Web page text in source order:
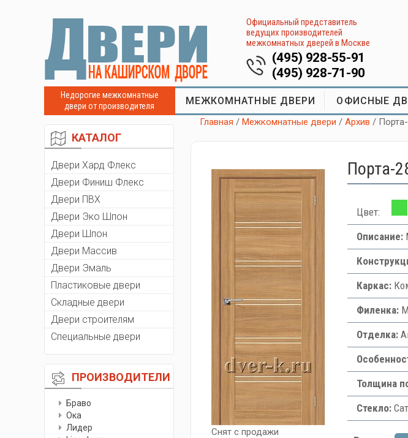
Официальный представитель
ведущих производителей
межкомнатных дверей в Москве
(495) 928-55-91
(495) 928-71-90
Недорогие межкомнатные
двери от производителя
МЕЖКОМНАТНЫЕ ДВЕРИ ОФИСНЫЕ
КАТАЛОГ
Двери Хард Флекс
Двери Финиш Флекс
Двери ПВХ
Двери Эко Шпон
Двери Шпон
Двери Массив
Двери Эмаль
Пластиковые двери
Складные двери
Двери строителям
Специальные двери
ПРОИЗВОДИТЕЛИ
Браво
Ока
Лидер
Главная /Межкомнатные двери /Архив /
Снят с продажи
Порта-
Цвет:
Описание:
Каркас:
Филенка:
Отделка:
Толщина
Стекло: